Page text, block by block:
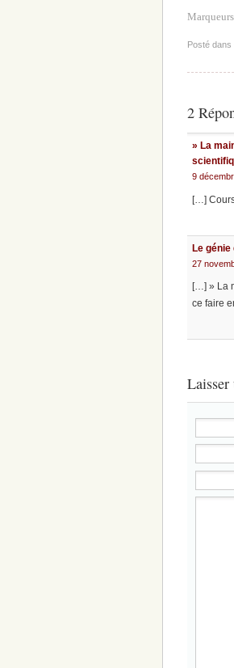
Posté dans
2
» La
9
[…]
Le génie
27
[…] » La
ce faire
Laisser